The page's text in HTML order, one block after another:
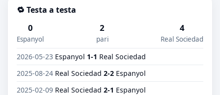
🔁 Testa a testa
0
Espanyol
2
pari
4
Real Sociedad
2026-05-23 Espanyol 1-1 Real Sociedad
2025-08-24 Real Sociedad 2-2 Espanyol
2025-02-09 Real Sociedad 2-1 Espanyol